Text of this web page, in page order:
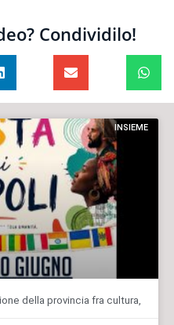
Condividilo!
INSIEME
della provincia fra cultura,